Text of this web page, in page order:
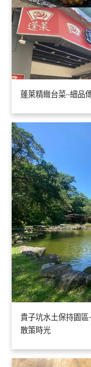
蓬萊精緻台菜~細品
貴子坑水土保持園
散策時光